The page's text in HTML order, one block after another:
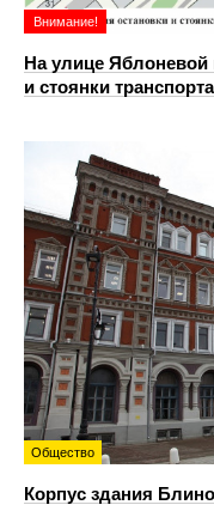
Внимание!
На улице Яблоневой
и стоянки
Общество
Корпус здания